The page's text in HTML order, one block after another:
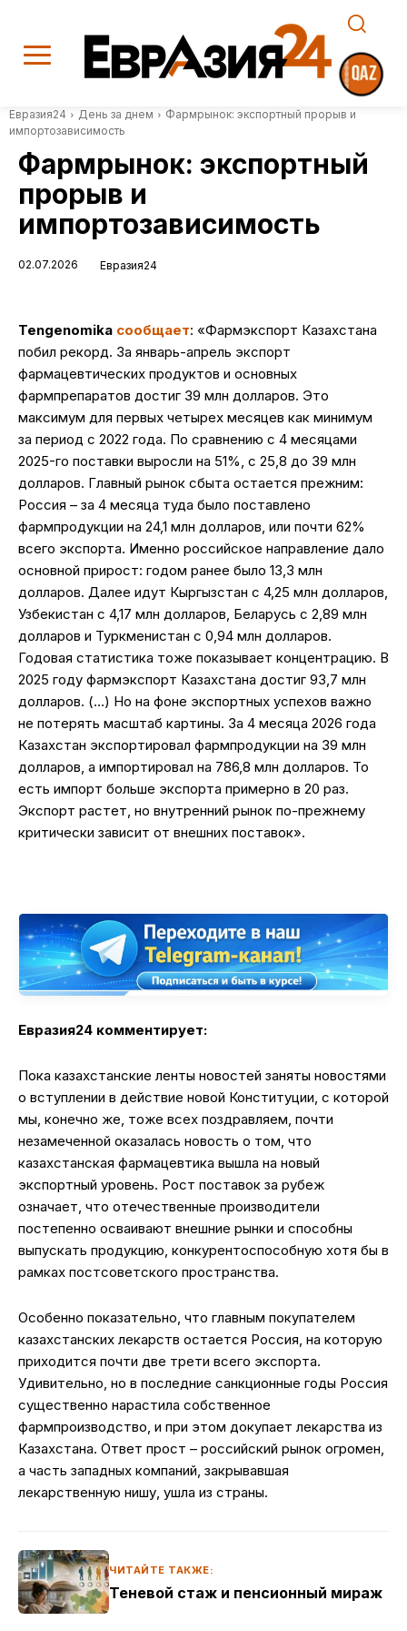
Евразия24 День за днем
Фармрынок: экспортный прорыв и
импортозависимость
Фармрынок: экспортный
прорыв и
импортозависимость
02.07.2026 Евразия24
Tengenomika сообщает: «Фармэкспорт Казахстана
побил рекорд. За январь-апрель экспорт
фармацевтических продуктов и основных
фармпрепаратов достиг 39 млн долларов. Это
максимум для первых четырех месяцев как минимум
за период с 2022 года. По сравнению с 4 месяцами
2025-го поставки выросли на 51%, с 25,8 до 39 млн
долларов. Главный рынок сбыта остается прежним:
Россия – за 4 месяца туда было поставлено
фармпродукции на 24,1 млн долларов, или почти 62%
всего экспорта. Именно российское направление дало
основной прирост: годом ранее было 13,3 млн
долларов. Далее идут Кыргызстан с 4,25 млн долларов,
Узбекистан с 4,17 млн долларов, Беларусь с 2,89 млн
долларов и Туркменистан с 0,94 млн долларов.
Годовая статистика тоже показывает концентрацию. В
2025 году фармэкспорт Казахстана достиг 93,7 млн
долларов. (…) Но на фоне экспортных успехов важно
не потерять масштаб картины. За 4 месяца 2026 года
Казахстан экспортировал фармпродукции на 39 млн
долларов, а импортировал на 786,8 млн долларов. То
есть импорт больше экспорта примерно в 20 раз.
Экспорт растет, но внутренний рынок по-прежнему
критически зависит от внешних поставок».
Евразия24 комментирует:
Пока казахстанские ленты новостей заняты новостями
о вступлении в действие новой Конституции, с которой
мы, конечно же, тоже всех поздравляем, почти
незамеченной оказалась новость о том, что
казахстанская фармацевтика вышла на новый
экспортный уровень. Рост поставок за рубеж
означает, что отечественные производители
постепенно осваивают внешние рынки и способны
выпускать продукцию, конкурентоспособную хотя бы в
рамках постсоветского пространства.
Особенно показательно, что главным покупателем
казахстанских лекарств остается Россия, на которую
приходится почти две трети всего экспорта.
Удивительно, но в последние санкционные годы Россия
существенно нарастила собственное
фармпроизводство, и при этом докупает лекарства из
Казахстана. Ответ прост – российский рынок огромен,
а часть западных компаний, закрывавшая
лекарственную нишу, ушла из страны.
ЧИТАЙТЕ ТАКЖЕ:
Теневой стаж и пенсионный мираж